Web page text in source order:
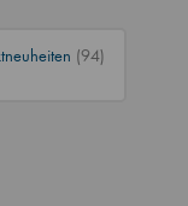
(94)